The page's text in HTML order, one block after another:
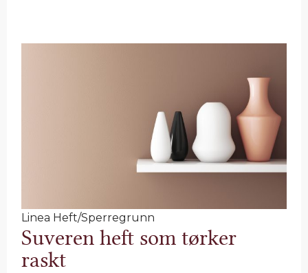
Linea Heft/Sperregrunn
Suveren heft som tørker
raskt